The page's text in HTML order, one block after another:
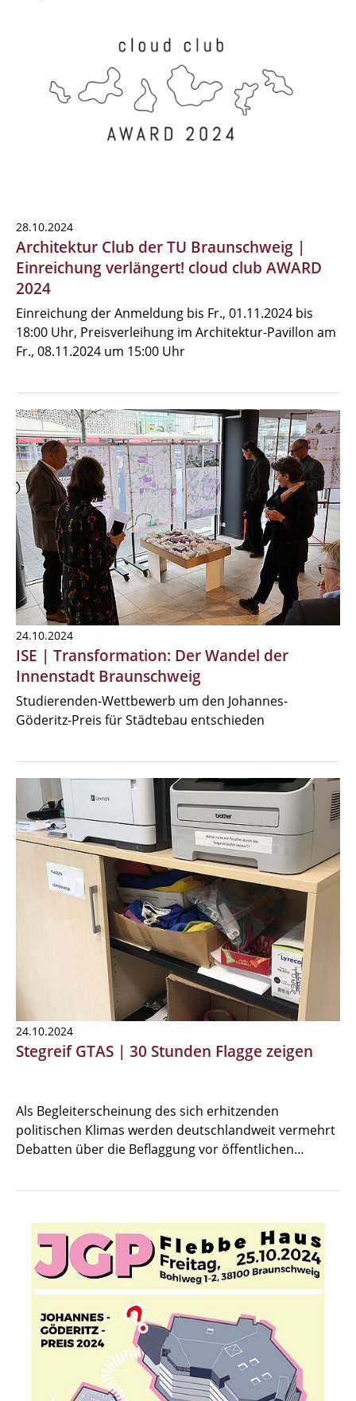
28.10.2024
Architektur Club der TU Braunschweig |
Einreichung verlängert! cloud club AWARD
2024
Einreichung der Anmeldung bis Fr., 01.11.2024 bis
18:00 Uhr, Preisverleihung im Architektur-Pavillon am
Fr., 08.11.2024 um 15:00 Uhr
24.10.2024
ISE | Transformation: Der Wandel der
Innenstadt Braunschweig
Studierenden-Wettbewerb um den Johannes-
Göderitz-Preis für Städtebau entschieden
24.10.2024
Stegreif GTAS | 30 Stunden Flagge zeigen
Als Begleiterscheinung des sich erhitzenden
politischen Klimas werden deutschlandweit vermehrt
Debatten über die Beflaggung vor öffentlichen…